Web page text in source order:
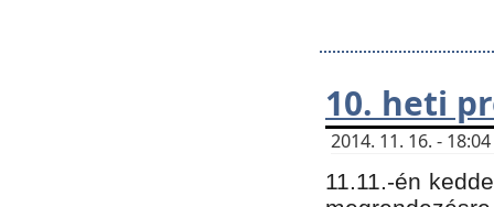
10. heti
2014. 11. 16. -
11.11.-én